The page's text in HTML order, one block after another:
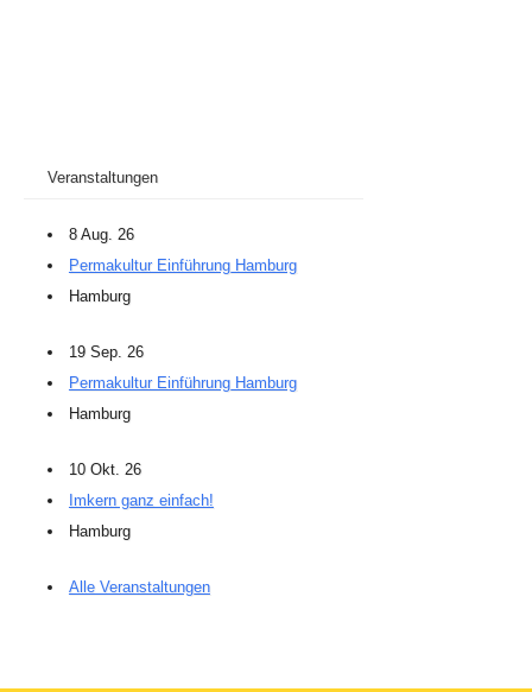
Veranstaltungen
8 Aug. 26
Permakultur Einführung Hamburg
Hamburg
19 Sep. 26
Permakultur Einführung Hamburg
Hamburg
10 Okt. 26
Imkern ganz einfach!
Hamburg
Alle Veranstaltungen